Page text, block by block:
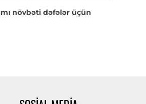
növbəti dəfələr üçün